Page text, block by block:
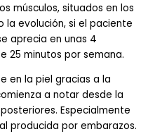
músculos, situados en los
la evolución, si el paciente
aprecia en unas 4
25 minutos por semana.
en la piel gracias a la
a notar desde la
Especialmente
producida por embarazos.